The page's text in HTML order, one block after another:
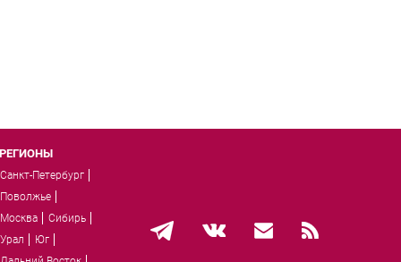
РЕГИОНЫ
Санкт-Петербург
Поволжье
Москва
Сибирь
Урал
Юг